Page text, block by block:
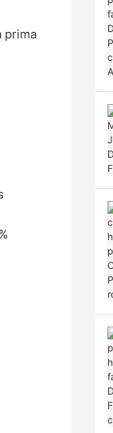
prima